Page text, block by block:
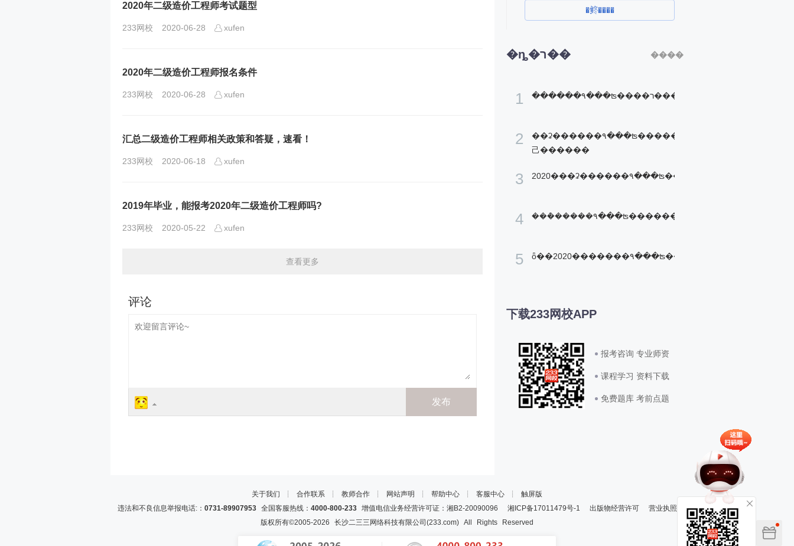
2020年二级造价工程师考试题型
233网校 2020-06-28 xufen
2020年二级造价工程师报名条件
233网校 2020-06-28 xufen
汇总二级造价工程师相关政策和答疑，速看！
233网校 2020-06-18 xufen
2019年毕业，能报考2020年二级造价工程师吗?
233网校 2020-05-22 xufen
查看更多
�鿴����
�ȵ�ר�� ����
1 ������۹���ʦ����ר�������ʱ��ȡ�У�
2
��ʡ������۹���ʦ�������
⼰������
3 2020���ʡ������۹���ʦ���Խ̲Ľ���(������)
4
5 ȫ��2020�������۹���ʦ��������ʱ�����
下载233网校APP
报考咨询 专业师资
课程学习 资料下载
免费题库 考前点题
关于我们 ┊ 合作联系 ┊ 教师合作 ┊ 网站声明 ┊ 帮助中心 ┊ 客服中心 ┊ 触屏版
违法和不良信息举报电话:： 0731-89907953全国客服热线： 4000-800-233增值电信业务经营许可证：湘B2-20090096 湘ICP备17011479号-1 出版物经营许可
营业执照
版权所有©2005-2026 长沙二三三网络科技有限公司(233.com) All Rights Reserved